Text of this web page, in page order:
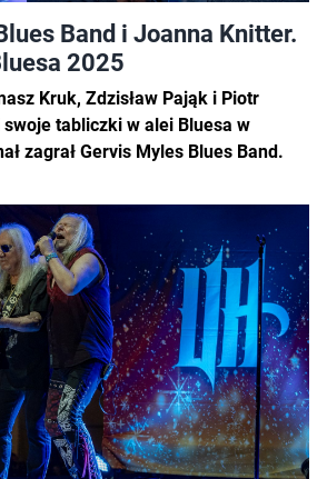
Band i Joanna Knitter.
2025
Kruk, Zdzisław Pająk i Piotr
swoje tabliczki w alei Bluesa w
zagrał Gervis Myles Blues Band.